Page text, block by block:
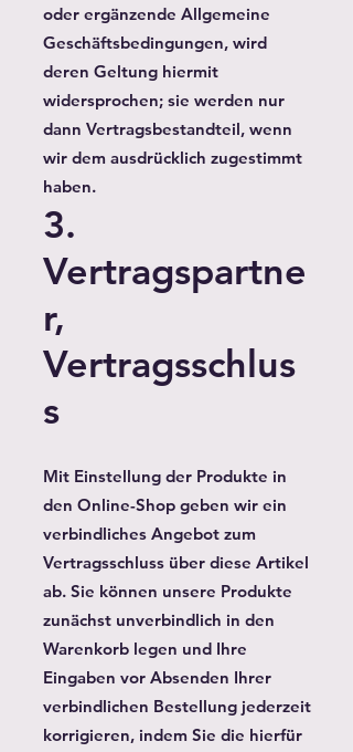
oder ergänzende Allgemeine
Geschäftsbedingungen, wird
deren Geltung hiermit
widersprochen; sie werden nur
dann Vertragsbestandteil, wenn
wir dem ausdrücklich zugestimmt
haben.
3.
Vertragspartne
r,
Vertragsschlus
s
Mit Einstellung der Produkte in
den Online-Shop geben wir ein
verbindliches Angebot zum
Vertragsschluss über diese Artikel
ab. Sie können unsere Produkte
zunächst unverbindlich in den
Warenkorb legen und Ihre
Eingaben vor Absenden Ihrer
verbindlichen Bestellung jederzeit
korrigieren, indem Sie die hierfür